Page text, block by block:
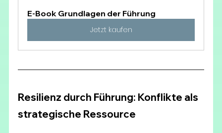
E-Book Grundlagen der Führung
Jetzt kaufen
Resilienz durch Führung: Konflikte als
strategische Ressource